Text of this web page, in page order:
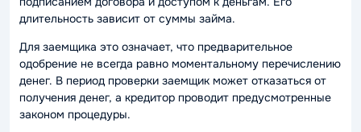
длительность зависит от суммы займа.
Для заемщика это означает, что предварительное
одобрение не всегда равно моментальному перечислению
денег. В период проверки заемщик может отказаться от
получения денег, а кредитор проводит предусмотренные
законом процедуры.